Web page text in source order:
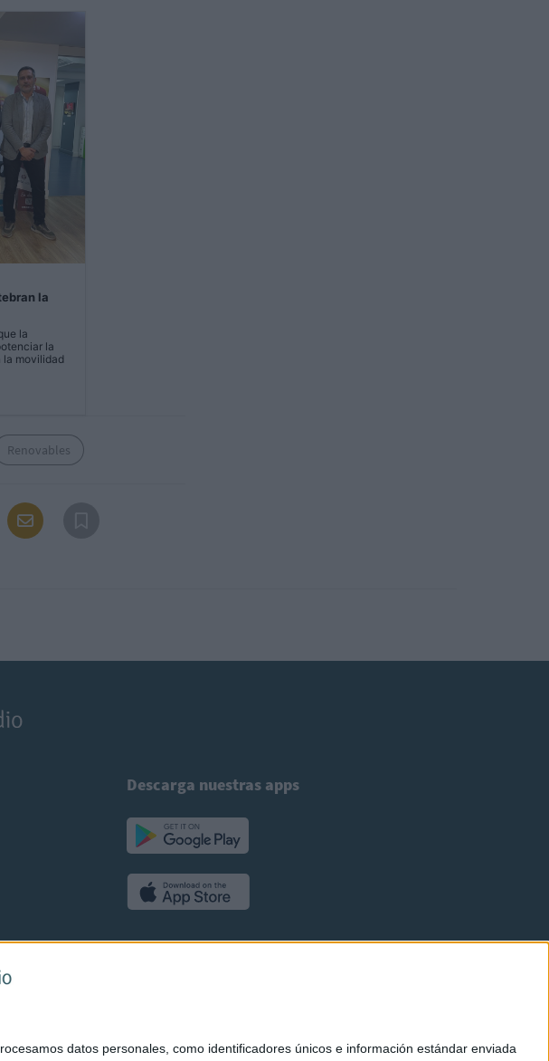
datos personales, como identificadores únicos e información estándar enviada
la
la
la
la movilidad
Renovables
Descarga nuestras apps